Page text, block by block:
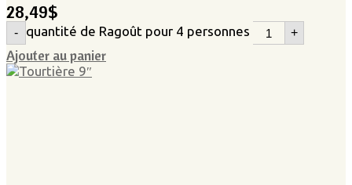
28,49$
- quantité de Ragoût pour 4 personnes +
Ajouter au panier